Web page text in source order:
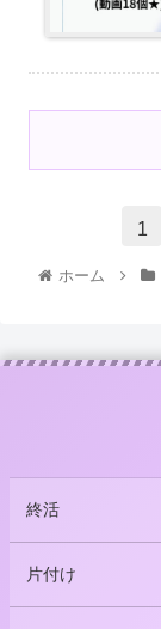
1
ホーム
終活
片付け